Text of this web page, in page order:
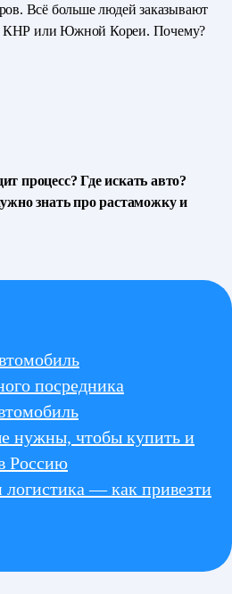
Всё больше людей заказывают
или Южной Кореи. Почему?
процесс? Где искать авто?
знать про растаможку и
посредника
нужны, чтобы купить и
Россию
— как привезти